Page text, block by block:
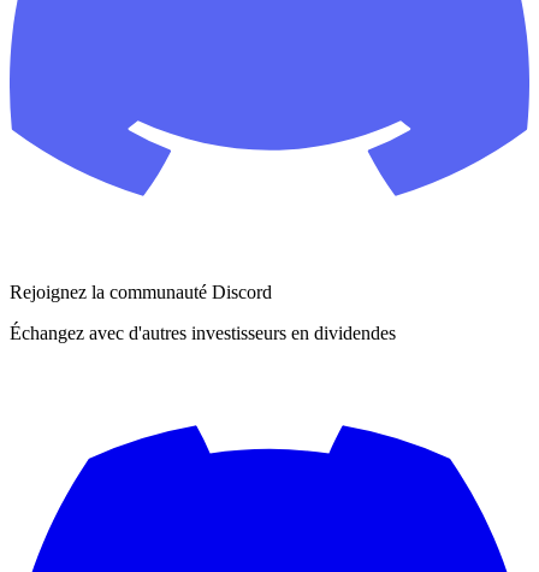
Rejoignez la communauté Discord
Échangez avec d'autres investisseurs en dividendes